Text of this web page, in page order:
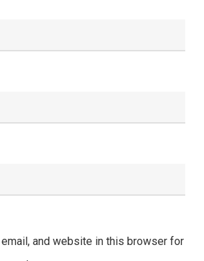
email, and website in this browser for